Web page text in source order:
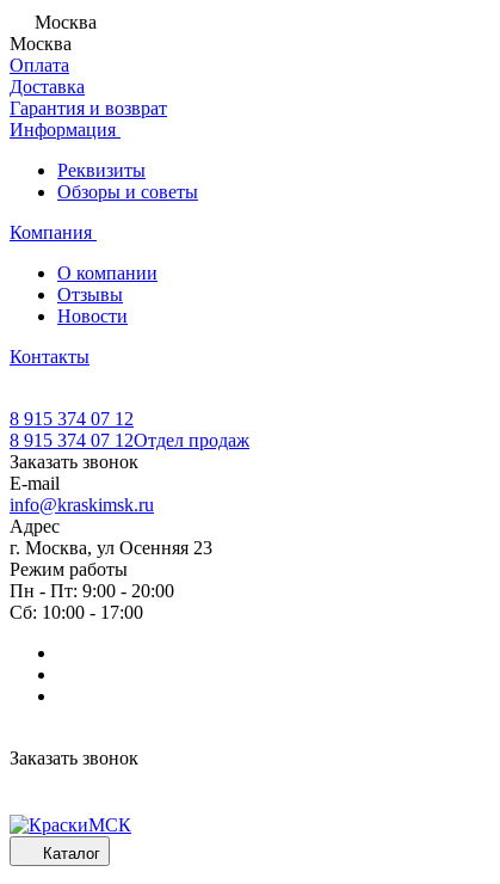
Москва
Москва
Оплата
Доставка
Гарантия и возврат
Информация
Реквизиты
Обзоры и советы
Компания
О компании
Отзывы
Новости
Контакты
8 915 374 07 12
8 915 374 07 12Отдел продаж
Заказать звонок
E-mail
info@kraskimsk.ru
Адрес
г. Москва, ул Осенняя 23
Режим работы
Пн - Пт: 9:00 - 20:00
Сб: 10:00 - 17:00
Заказать звонок
Каталог